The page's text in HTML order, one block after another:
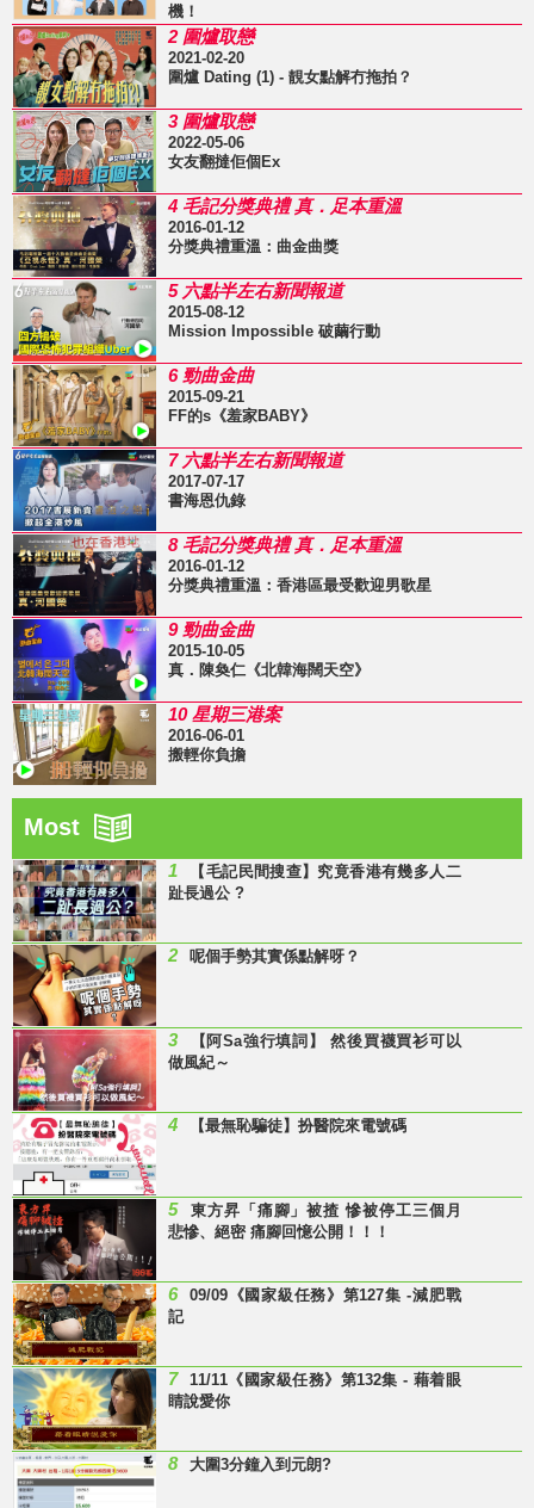
機！
2 圍爐取戀
2021-02-20
圍爐 Dating (1) - 靚女點解冇拖拍？
3 圍爐取戀
2022-05-06
女友翻撻佢個Ex
4 毛記分獎典禮 真．足本重溫
2016-01-12
分獎典禮重溫：曲金曲獎
5 六點半左右新聞報道
2015-08-12
Mission Impossible 破繭行動
6 勁曲金曲
2015-09-21
FF的s《羞家BABY》
7 六點半左右新聞報道
2017-07-17
書海恩仇錄
8 毛記分獎典禮 真．足本重溫
2016-01-12
分獎典禮重溫：香港區最受歡迎男歌星
9 勁曲金曲
2015-10-05
真．陳奐仁《北韓海闊天空》
10 星期三港案
2016-06-01
搬輕你負擔
Most
1
【毛記民間搜查】究竟香港有幾多人二
趾長過公 ?
2 呢個手勢其實係點解呀？
3
【阿Sa強行填詞】 然後買襪買衫可以
做風紀～
4 【最無恥騙徒】扮醫院來電號碼
5
東方昇「痛腳」被揸 慘被停工三個月
悲慘、絕密 痛腳回憶公開！！！
6
09/09《國家級任務》第127集 -減肥戰
記
7
11/11《國家級任務》第132集 - 藉着眼
睛說愛你
8 大圍3分鐘入到元朗?